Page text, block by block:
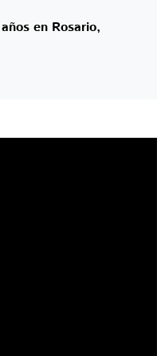
en Rosario,